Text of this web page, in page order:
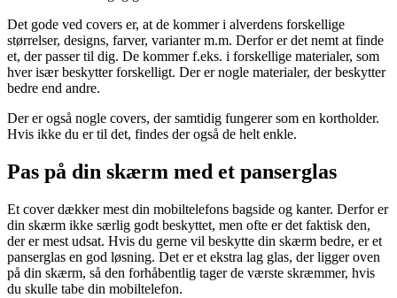
Det gode ved covers er, at de kommer i alverdens forskellige
størrelser, designs, farver, varianter m.m. Derfor er det nemt at finde
et, der passer til dig. De kommer f.eks. i forskellige materialer, som
hver især beskytter forskelligt. Der er nogle materialer, der beskytter
bedre end andre.
Der er også nogle covers, der samtidig fungerer som en kortholder.
Hvis ikke du er til det, findes der også de helt enkle.
Pas på din skærm med et panserglas
Et cover dækker mest din mobiltelefons bagside og kanter. Derfor er
din skærm ikke særlig godt beskyttet, men ofte er det faktisk den,
der er mest udsat. Hvis du gerne vil beskytte din skærm bedre, er et
panserglas en god løsning. Det er et ekstra lag glas, der ligger oven
på din skærm, så den forhåbentlig tager de værste skræmmer, hvis
du skulle tabe din mobiltelefon.